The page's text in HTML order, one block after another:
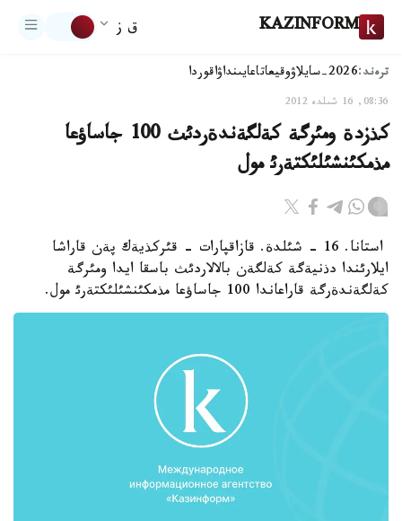
KAZINFORM ق ز
ترەند:2026-سايلاۋ وقيعاتاعايىنداۋاقوردا
08:36, 16 شىلدە 2012
كذزدة ومئرگة كةلگةندةردئث 100 جاساؤعا
مذمكئنشئلئكتةرئ مول
استانا. 16 - شئلدة. قازاقپارات - قئركذيةك پةن قاراشا
ايلارئندا دذنيةگة كةلگةن بالالاردئث باسقا ايدا ومئرگة
كةلگةندةرگة قاراعاندا 100 جاساؤعا مذمكئنشئلئكتةرئ مول.